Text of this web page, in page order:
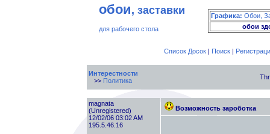
обои, заставки
для рабочего стола
Графика: Обои,
обои
Список Досок| Поиск|
Интерестности
>> Политика
magnata
(Unregistered)
12/02/06 03:02 AM
195.5.46.16
Возможность зароботка